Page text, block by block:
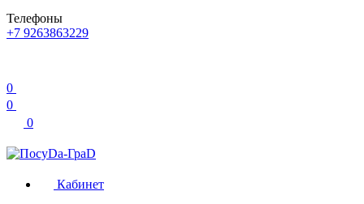
Телефоны
+7 9263863229
0
0
0
Кабинет